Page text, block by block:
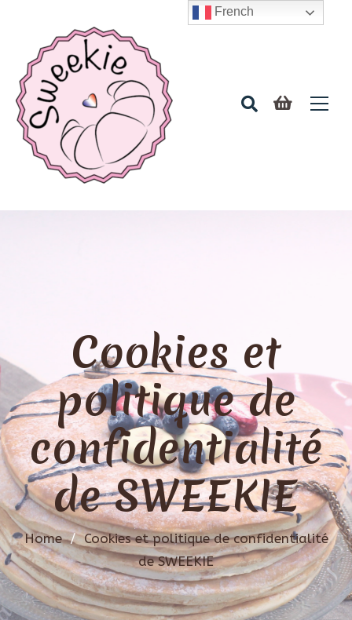
Cookies et
politique de
confidentialité
de SWEEKIE
Home / Cookies et politique de confidentialité
de SWEEKIE
French